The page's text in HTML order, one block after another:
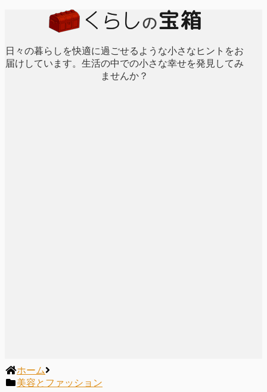
日々の暮らしを快適に過ごせるような小さなヒントをお
届けしています。生活の中での小さな幸せを発見してみ
ませんか？
ホーム
美容とファッション